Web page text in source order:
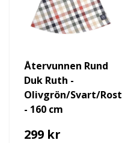
Återvunnen Rund
Duk Ruth -
Olivgrön/Svart/Rost
- 160 cm
299 kr